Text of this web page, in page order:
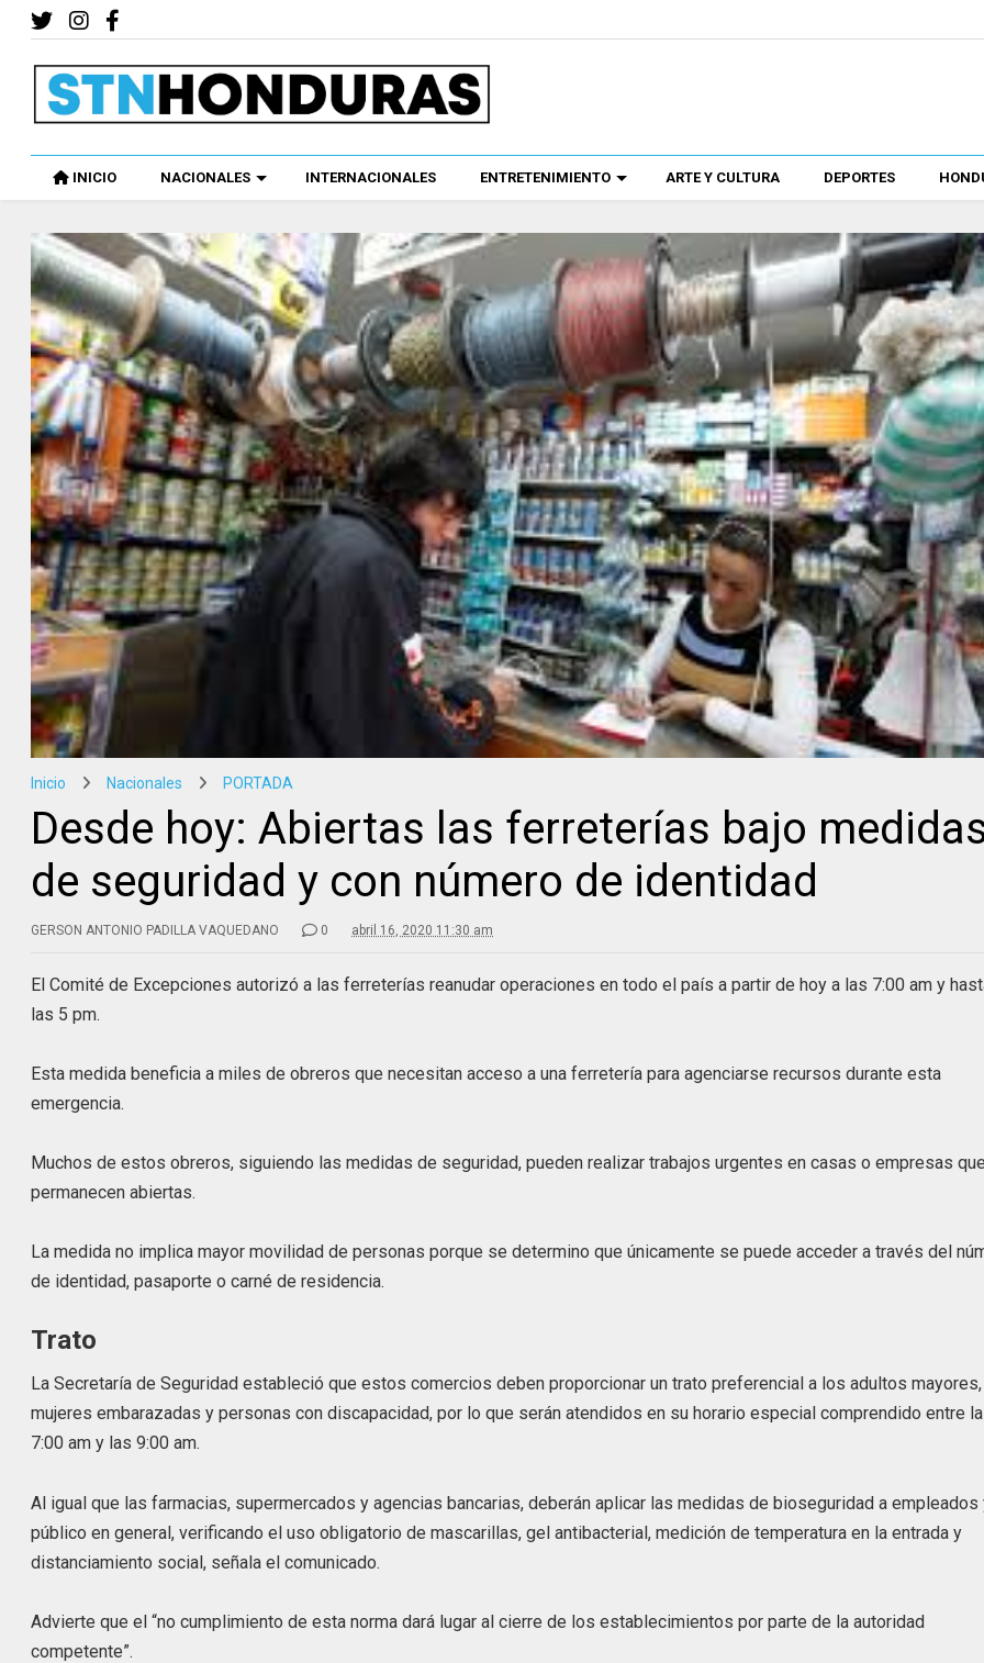
INICIO NACIONALES INTERNACIONALES ENTRETENIMIENTO ARTE Y CULTURA DEPORTES
Inicio Nacionales PORTADA
Desde hoy: Abiertas las ferreterías bajo
de seguridad y con número de identidad
GERSON ANTONIO PADILLA VAQUEDANO 0 abril 16, 2020 11:30 am
El Comité de Excepciones autorizó a las ferreterías reanudar operaciones en todo el país a partir de hoy a las 7:00 am y
las 5 pm.
Esta medida beneficia a miles de obreros que necesitan acceso a una ferretería para agenciarse recursos durante esta
emergencia.
Muchos de estos obreros, siguiendo las medidas de seguridad, pueden realizar trabajos urgentes en casas o empresas
permanecen abiertas.
La medida no implica mayor movilidad de personas porque se determino que únicamente se puede acceder a través del
de identidad, pasaporte o carné de residencia.
Trato
La Secretaría de Seguridad estableció que estos comercios deben proporcionar un trato preferencial a los adultos mayores,
mujeres embarazadas y personas con discapacidad, por lo que serán atendidos en su horario especial comprendido entre
7:00 am y las 9:00 am.
Al igual que las farmacias, supermercados y agencias bancarias, deberán aplicar las medidas de bioseguridad a empleados
público en general, verificando el uso obligatorio de mascarillas, gel antibacterial, medición de temperatura en la entrada y
distanciamiento social, señala el comunicado.
Advierte que el “no cumplimiento de esta norma dará lugar al cierre de los establecimientos por parte de la autoridad
competente”.